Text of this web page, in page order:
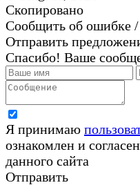
Скопировано
Сообщить об ошибке /
Отправить
Спасибо! Ваше
Я принимаю
ознакомлен и
данного сайта
Отправить